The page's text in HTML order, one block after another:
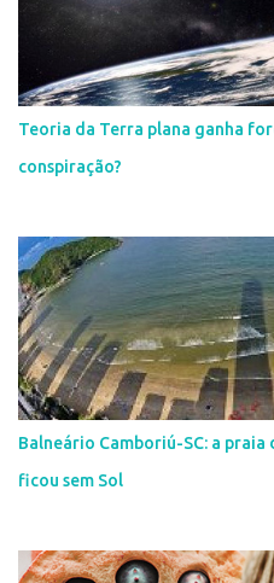
Teoria da Terra plana ganha
conspiração?
Balneário Camboriú-SC: a
ficou sem Sol